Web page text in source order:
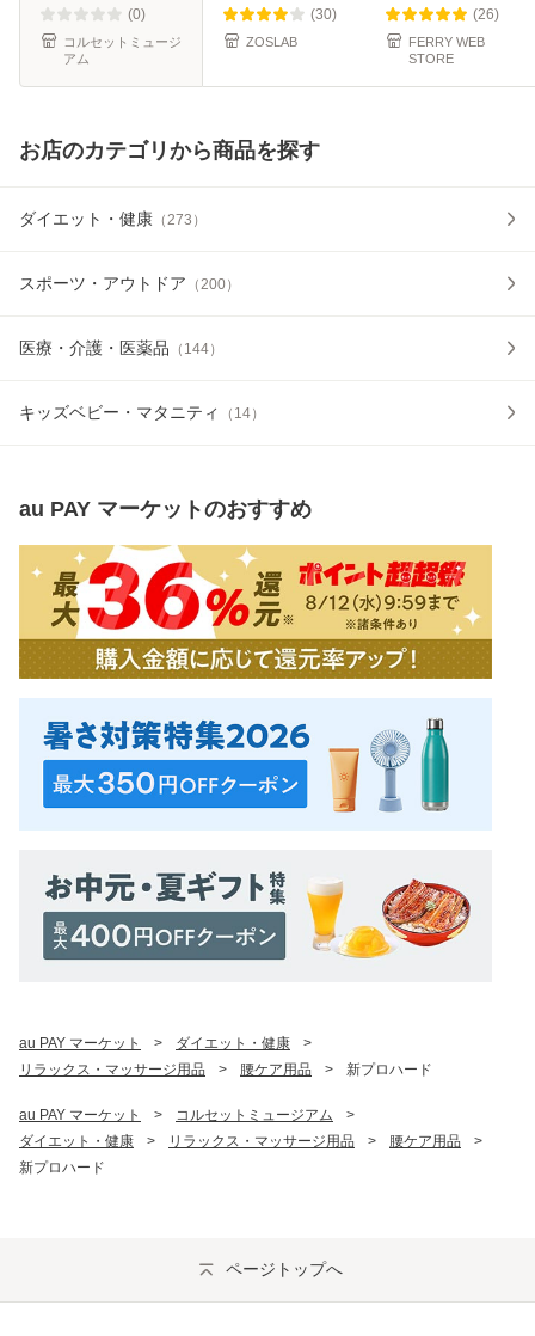
(0)
コルセットミュージ
アム
サポーター ボーン
コル
(30)
ZOSLAB
ルト 腰椎 腰 腰用
サポータ
(26)
FERRY WEB
STORE
お店のカテゴリから商品を探す
ダイエット・健康 （273 ）
スポーツ・アウトドア （200）
医療・介護・医薬品 （ 144）
キッズベビー・マタニティ （ 14）
au PAY マーケットのおすすめ
au PAY マーケット > ダイエット・健康
>
リラックス・マッサージ用品
> 腰ケア用品 > 新プロハード
au PAY マーケット > コルセットミュージアム
>
ダイエット・健康
> リラックス・マッサージ用品 > 腰ケア用品
>
新プロハード
ページトップへ